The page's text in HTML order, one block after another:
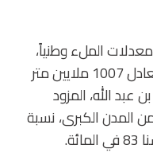
الملء وطنياً،
بنسبة بلغت 93 في المائة، أي ما يعادل 1007 ملايين متر
الله، المزود
المدن الكبرى، نسبة